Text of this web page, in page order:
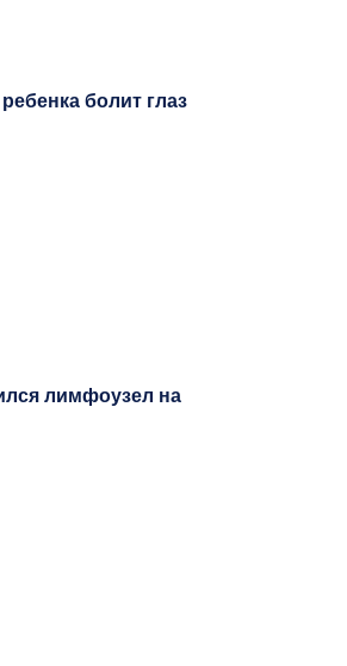
болит глаз
лимфоузел на